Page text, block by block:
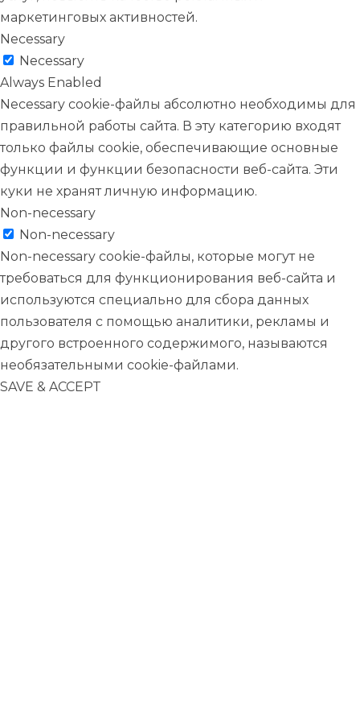
маркетинговых активностей.
Necessary
Necessary
Always Enabled
Necessary cookie-файлы абсолютно необходимы для
правильной работы сайта. В эту категорию входят
только файлы cookie, обеспечивающие основные
функции и функции безопасности веб-сайта. Эти
куки не хранят личную информацию.
Non-necessary
Non-necessary
Non-necessary cookie-файлы, которые могут не
требоваться для функционирования веб-сайта и
используются специально для сбора данных
пользователя с помощью аналитики, рекламы и
другого встроенного содержимого, называются
необязательными cookie-файлами.
SAVE & ACCEPT